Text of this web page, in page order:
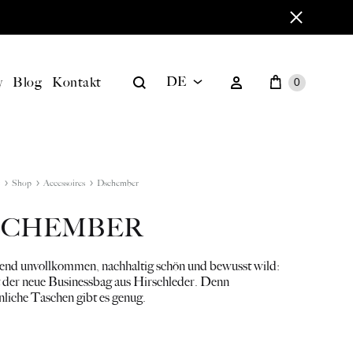
Blog Kontakt SearchDE Sign in Warenkorb
0
Shop Accessoires Dschember
unvollkommen, nachhaltig schön und bewusst wild:
neue Businessbag aus Hirschleder. Denn
Taschen gibt es genug.